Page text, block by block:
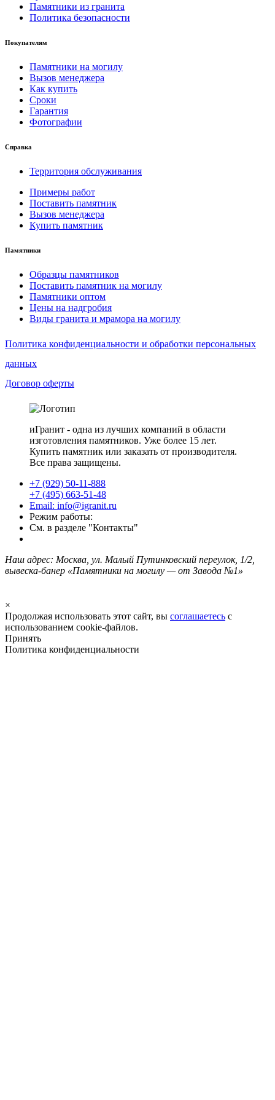
Памятники из гранита
Политика безопасности
Покупателям
Памятники на могилу
Вызов менеджера
Как купить
Сроки
Гарантия
Фотографии
Справка
Территория обслуживания
Примеры работ
Поставить памятник
Вызов менеджера
Купить памятник
Памятники
Образцы памятников
Поставить памятник на могилу
Памятники оптом
Цены на надгробия
Виды гранита и мрамора на могилу
Политика конфиденциальности и обработки персональных
данных
Договор оферты
иГранит - одна из лучших компаний в области
изготовления памятников. Уже более 15 лет.
Купить памятник или заказать от производителя.
Все права защищены.
+7 (929) 50-11-888
+7 (495) 663-51-48
Email: info@igranit.ru
Режим работы:
См. в разделе "Контакты"
Наш адрес: Москва, ул. Малый Путинковский переулок, 1/2,
вывеска-банер «Памятники на могилу — от Завода №1»
×
Продолжая использовать этот сайт, вы соглашаетесь с
использованием cookie-файлов.
Принять
Политика конфиденциальности